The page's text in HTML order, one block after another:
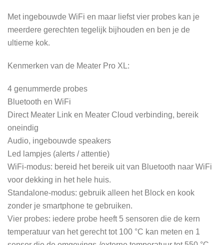
Met ingebouwde WiFi en maar liefst vier probes kan je
meerdere gerechten tegelijk bijhouden en ben je de
ultieme kok.
Kenmerken van de Meater Pro XL:
4 genummerde probes
Bluetooth en WiFi
Direct Meater Link en Meater Cloud verbinding, bereik
oneindig
Audio, ingebouwde speakers
Led lampjes (alerts / attentie)
WiFi-modus: bereid het bereik uit van Bluetooth naar WiFi
voor dekking in het hele huis.
Standalone-modus: gebruik alleen het Block en kook
zonder je smartphone te gebruiken.
Vier probes: iedere probe heeft 5 sensoren die de kern
temperatuur van het gerecht tot 100 °C kan meten en 1